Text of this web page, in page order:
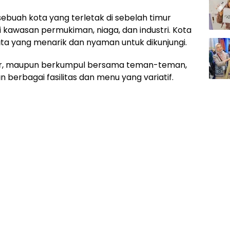
kota yang terletak di sebelah timur
permukiman, niaga, dan industri. Kota
yang menarik dan nyaman untuk dikunjungi.
maupun berkumpul bersama teman-teman,
berbagai fasilitas dan menu yang variatif.